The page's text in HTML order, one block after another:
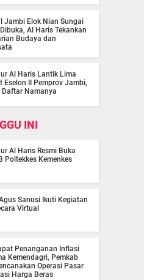
Jambi Elok Nian Sungai
Al Haris Tekankan
Budaya dan
Al Haris Lantik Lima
Eselon II Pemprov Jambi,
Daftar Namanya
INI
Al Haris Resmi Buka
Poltekkes Kemenkes
Sanusi Ikuti Kegiatan
Virtual
Penanganan Inflasi
Kemendagri, Pemkab
Operasi Pasar
Harga Beras